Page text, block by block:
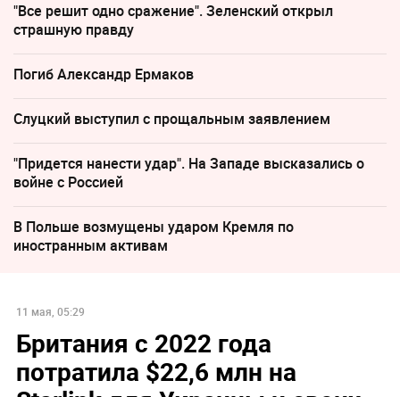
"Все решит одно сражение". Зеленский открыл
страшную правду
Погиб Александр Ермаков
Слуцкий выступил с прощальным заявлением
"Придется нанести удар". На Западе высказались о
войне с Россией
В Польше возмущены ударом Кремля по
иностранным активам
11 мая, 05:29
Британия с 2022 года
потратила $22,6 млн на